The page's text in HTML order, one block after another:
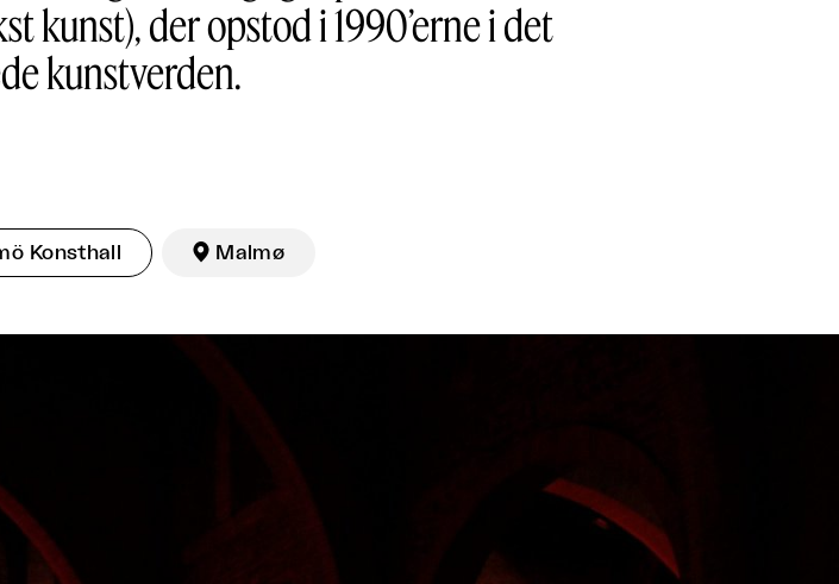
kunst), der opstod i 1990’erne i det
kunstverden.
Konsthall  Malmø